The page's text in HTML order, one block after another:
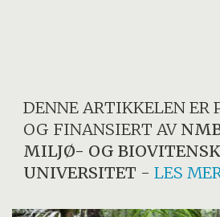
DENNE ARTIKKELEN ER
OG FINANSIERT AV
MILJØ- OG
UNIVERSITET -LES